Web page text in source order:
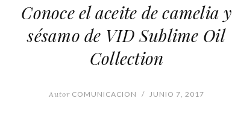
Conoce el aceite de camelia y
sésamo de VID Sublime Oil
Collection
Autor COMUNICACION / JUNIO 7, 2017